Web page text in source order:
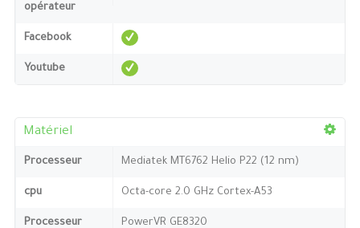
opérateur
Facebook
Youtube
Matériel
Processeur Mediatek MT6762 Helio P22 (12 nm)
cpu Octa-core 2.0 GHz Cortex-A53
Processeur
PowerVR GE8320